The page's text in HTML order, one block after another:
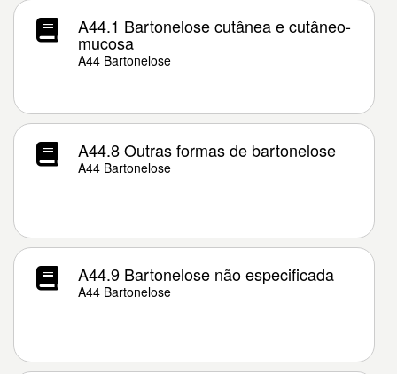
A44.1 Bartonelose cutânea e cutâneo-
mucosa
A44 Bartonelose
A44.8 Outras formas de bartonelose
A44 Bartonelose
A44.9 Bartonelose não especificada
A44 Bartonelose